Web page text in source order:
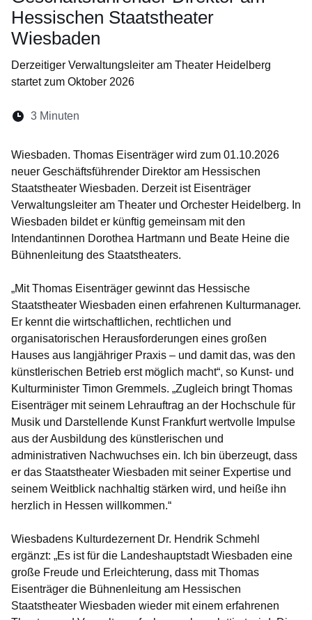
Hessischen Staatstheater
Wiesbaden
Derzeitiger Verwaltungsleiter am Theater Heidelberg
startet zum Oktober 2026
Lesedauer:
3 Minuten
Wiesbaden. Thomas Eisenträger wird zum 01.10.2026
neuer Geschäftsführender Direktor am Hessischen
Staatstheater Wiesbaden. Derzeit ist Eisenträger
Verwaltungsleiter am Theater und Orchester Heidelberg. In
Wiesbaden bildet er künftig gemeinsam mit den
Intendantinnen Dorothea Hartmann und Beate Heine die
Bühnenleitung des Staatstheaters.
„Mit Thomas Eisenträger gewinnt das Hessische
Staatstheater Wiesbaden einen erfahrenen Kulturmanager.
Er kennt die wirtschaftlichen, rechtlichen und
organisatorischen Herausforderungen eines großen
Hauses aus langjähriger Praxis – und damit das, was den
künstlerischen Betrieb erst möglich macht“, so Kunst- und
Kulturminister Timon Gremmels. „Zugleich bringt Thomas
Eisenträger mit seinem Lehrauftrag an der Hochschule für
Musik und Darstellende Kunst Frankfurt wertvolle Impulse
aus der Ausbildung des künstlerischen und
administrativen Nachwuchses ein. Ich bin überzeugt, dass
er das Staatstheater Wiesbaden mit seiner Expertise und
seinem Weitblick nachhaltig stärken wird, und heiße ihn
herzlich in Hessen willkommen.“
Wiesbadens Kulturdezernent Dr. Hendrik Schmehl
ergänzt: „Es ist für die Landeshauptstadt Wiesbaden eine
große Freude und Erleichterung, dass mit Thomas
Eisenträger die Bühnenleitung am Hessischen
Staatstheater Wiesbaden wieder mit einem erfahrenen